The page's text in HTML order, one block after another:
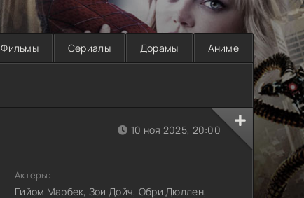
Фильмы Сериалы Дорамы Аниме
10 ноя 2025, 20:00
Актеры:
Гийом Марбек, Зои Дойч, Обри Дюллен,